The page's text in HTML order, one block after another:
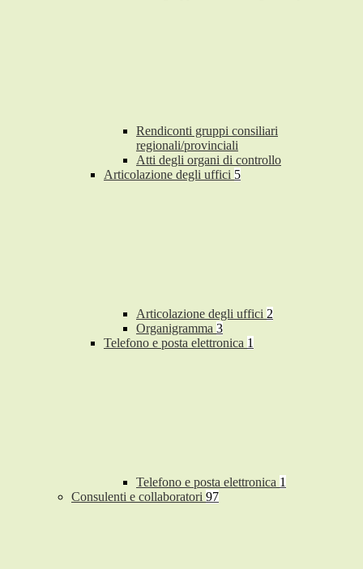
Rendiconti gruppi consiliari
regionali/provinciali
Atti degli organi di controllo
Articolazione degli uffici 5
Articolazione degli uffici 2
Organigramma 3
Telefono e posta elettronica 1
Telefono e posta elettronica 1
Consulenti e collaboratori 97